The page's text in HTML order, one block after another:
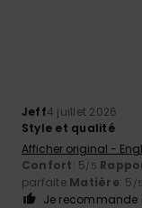
Jeff4 juillet 2026
Style et qualité
Afficher original -
Confort: 5/5
parfaite Matière: 5 /5
Je recommande